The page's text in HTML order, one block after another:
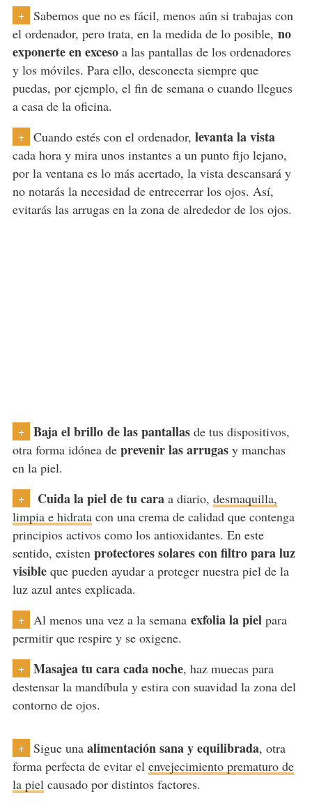
+
Sabemos que no es fácil, menos aún si trabajas con
el ordenador, pero trata, en la medida de lo posible, no
exponerte en excesoa las pantallas de los ordenadores
y los móviles. Para ello, desconecta siempre que
puedas, por ejemplo, el fin de semana o cuando llegues
a casa de la oficina.
+ Cuando estés con el ordenador, levanta la vista
cada hora y mira unos instantes a un punto fijo lejano,
por la ventana es lo más acertado, la vista descansará y
no notarás la necesidad de entrecerrar los ojos. Así,
evitarás las arrugas en la zona de alrededor de los ojos.
+ Baja el brillo de las pantallasde tus dispositivos,
otra forma idónea de prevenir las arrugasy manchas
en la piel.
+ Cuida la piel de tu caraa diario, desmaquilla,
limpia e hidratacon una crema de calidad que contenga
principios activos como los antioxidantes. En este
sentido, existen protectores solares con filtro para luz
visibleque pueden ayudar a proteger nuestra piel de la
luz azul antes explicada.
+ Al menos una vez a la semana exfolia la pielpara
permitir que respire y se oxigene.
+ Masajea tu cara cada noche, haz muecas para
destensar la mandíbula y estira con suavidad la zona del
contorno de ojos.
+ Sigue una alimentación sana y equilibrada, otra
forma perfecta de evitar el envejecimiento prematuro de
la pielcausado por distintos factores.